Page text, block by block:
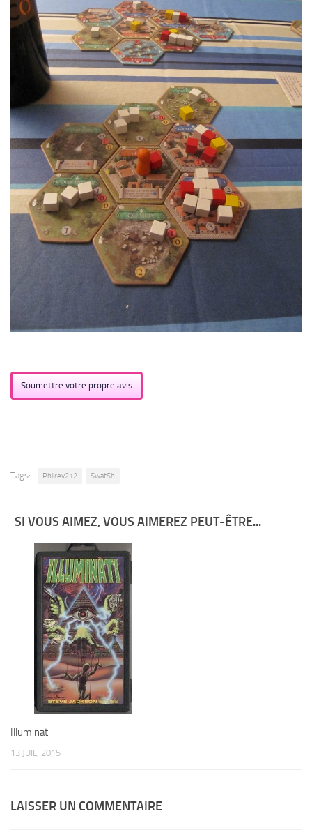
Soumettre votre propre avis
Tags: Philrey212 SwatSh
SI VOUS AIMEZ, VOUS AIMEREZ PEUT-ÊTRE...
Illuminati
13 JUIL, 2015
LAISSER UN COMMENTAIRE